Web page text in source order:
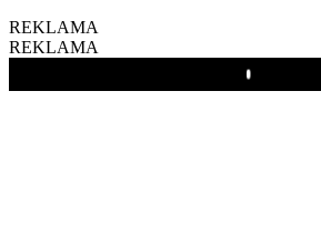
REKLAMA
REKLAMA
Play